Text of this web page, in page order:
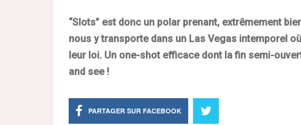
“Slots” est donc un polar prenant, extrêmement
nous y transporte dans un Las Vegas intemporel
leur loi. Un one-shot efficace dont la fin semi-
and see !
PARTAGER SUR FACEBOOK